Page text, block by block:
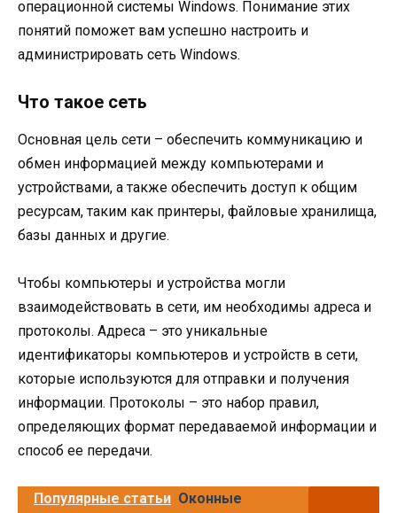
операционной системы Windows. Понимание этих
понятий поможет вам успешно настроить и
администрировать сеть Windows.
Что такое сеть
Основная цель сети – обеспечить коммуникацию и
обмен информацией между компьютерами и
устройствами, а также обеспечить доступ к общим
ресурсам, таким как принтеры, файловые хранилища,
базы данных и другие.
Чтобы компьютеры и устройства могли
взаимодействовать в сети, им необходимы адреса и
протоколы. Адреса – это уникальные
идентификаторы компьютеров и устройств в сети,
которые используются для отправки и получения
информации. Протоколы – это набор правил,
определяющих формат передаваемой информации и
способ ее передачи.
Популярные статьи Оконные